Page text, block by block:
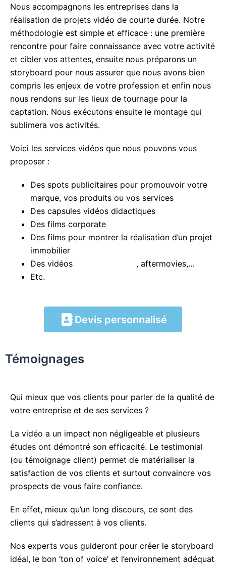
Nous accompagnons les entreprises dans la
réalisation de projets vidéo de courte durée. Notre
méthodologie est simple et efficace : une première
rencontre pour faire connaissance avec votre activité
et cibler vos attentes, ensuite nous préparons un
storyboard pour nous assurer que nous avons bien
compris les enjeux de votre profession et enfin nous
nous rendons sur les lieux de tournage pour la
captation. Nous exécutons ensuite le montage qui
sublimera vos activités.
Voici les services vidéos que nous pouvons vous
proposer :
Des spots publicitaires pour promouvoir votre
marque, vos produits ou vos services
Des capsules vidéos didactiques
Des films corporate
Des films pour montrer la réalisation d’un projet
immobilier
Des vidéos
, aftermovies,…
Etc.
Devis personnalisé
Témoignages
Qui mieux que vos clients pour parler de la qualité de
votre entreprise et de ses services ?
La vidéo a un impact non négligeable et plusieurs
études ont démontré son efficacité. Le testimonial
(ou témoignage client) permet de matérialiser la
satisfaction de vos clients et surtout convaincre vos
prospects de vous faire confiance.
En effet, mieux qu’un long discours, ce sont des
clients qui s’adressent à vos clients.
Nos experts vous guideront pour créer le storyboard
idéal, le bon ‘ton of voice’ et l’environnement adéquat